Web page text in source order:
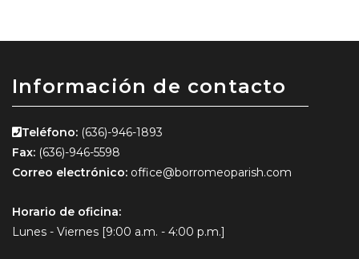
Información de contacto
Teléfono: (636)-946-1893
Fax: (636)-946-5598
Correo electrónico: office@borromeoparish.com
Horario de oficina:
Lunes - Viernes [9:00 a.m. - 4:00 p.m.]